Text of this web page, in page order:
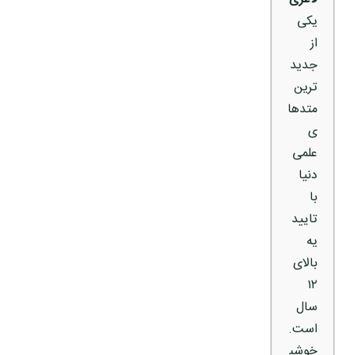
یکی
از
جدید
ترین
متدها
ی
علمی
دنیا
با
تایید
یه
بالای
۱۲
سال
است.